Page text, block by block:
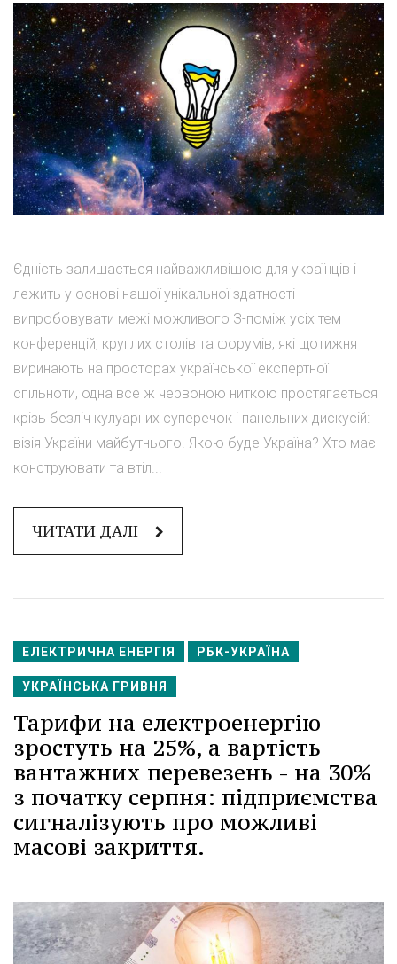
Єдність залишається найважливішою для українців і
лежить у основі нашої унікальної здатності
випробовувати межі можливого З-поміж усіх тем
конференцій, круглих столів та форумів, які щотижня
виринають на просторах української експертної
спільноти, одна все ж червоною ниткою простягається
крізь безліч кулуарних суперечок і панельних дискусій:
візія України майбутнього. Якою буде Україна? Хто має
конструювати та втіл...
ЧИТАТИ ДАЛІ
ЕЛЕКТРИЧНА ЕНЕРГІЯ РБК-УКРАЇНА
УКРАЇНСЬКА ГРИВНЯ
Тарифи на електроенергію
зростуть на 25%, а вартість
вантажних перевезень - на 30%
з початку серпня: підприємства
сигналізують про можливі
масові закриття.